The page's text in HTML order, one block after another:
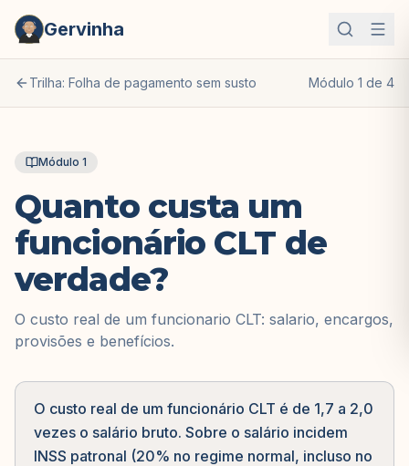
Gervinha
Trilha: Folha de pagamento sem susto Módulo 1 de 4
Módulo 1
Quanto custa um
funcionário CLT de
verdade?
O custo real de um funcionario CLT: salario, encargos,
provisões e benefícios.
O custo real de um funcionário CLT é de 1,7 a 2,0
vezes o salário bruto. Sobre o salário incidem
INSS patronal (20% no regime normal, incluso no